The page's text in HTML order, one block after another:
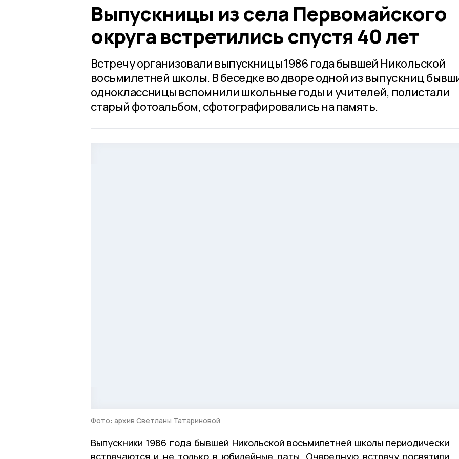
Выпускницы из села Первомайского
округа встретились спустя 40 лет
Встречу организовали выпускницы 1986 года бывшей Никольской
восьмилетней школы. В беседке во дворе одной из выпускниц
одноклассницы вспомнили школьные годы и учителей, полистали
старый фотоальбом, сфотографировались на память.
Фото: архив Светланы Татариновой
Выпускники 1986 года бывшей Никольской восьмилетней школы периодически
встречаются и не только в юбилейные даты. Очередную встречу посвятили